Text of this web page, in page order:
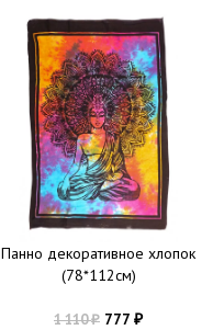
Панно декоративное хлопок
(78*112см)
1 110₽ 777 ₽